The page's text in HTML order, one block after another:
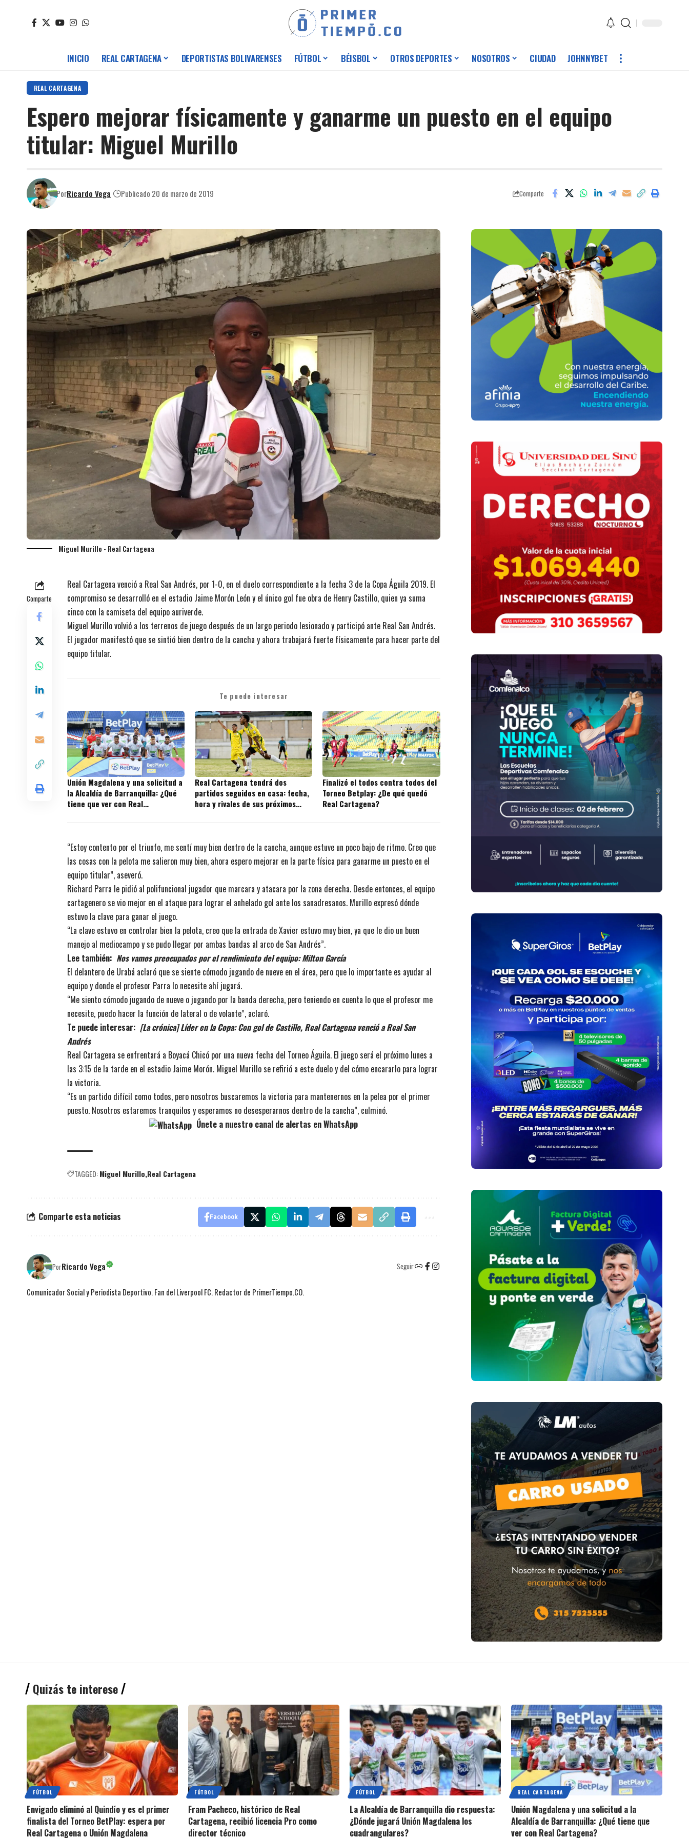
INICIO REAL CARTAGENA DEPORTISTAS BOLIVARENSES FÚTBOL BÉISBOL OTROS DEPORTES NOSOTROS CIUDAD JOHNNYBET
REAL CARTAGENA
Espero mejorar físicamente y ganarme un puesto en el equipo
titular: Miguel Murillo
PorRicardo Vega Publicado 20 de marzo de 2019 Comparte
Miguel Murillo - Real Cartagena
Comparte
Real Cartagena venció a Real San Andrés, por 1-0, en el duelo correspondiente a la fecha 3 de la Copa Águila 2019. El
compromiso se desarrolló en el estadio Jaime Morón León y el único gol fue obra de Henry Castillo, quien ya suma
cinco con la camiseta del equipo auriverde.
Miguel Murillo volvió a los terrenos de juego después de un largo periodo lesionado y participó ante Real San Andrés.
El jugador manifestó que se sintió bien dentro de la cancha y ahora trabajará fuerte físicamente para hacer parte del
equipo titular.
Te puede interesar
Unión Magdalena y una solicitud a
la Alcaldía de Barranquilla: ¿Qué
tiene que ver con Real
Real Cartagena tendrá dos
partidos seguidos en casa: fecha,
hora y rivales de sus próximos
Finalizó el todos contra todos del
Torneo Betplay: ¿De qué quedó
Real Cartagena?
“Estoy contento por el triunfo, me sentí muy bien dentro de la cancha, aunque estuve un poco bajo de ritmo. Creo que
las cosas con la pelota me salieron muy bien, ahora espero mejorar en la parte física para ganarme un puesto en el
equipo titular”, aseveró.
Richard Parra le pidió al polifuncional jugador que marcara y atacara por la zona derecha. Desde entonces, el equipo
cartagenero se vio mejor en el ataque para lograr el anhelado gol ante los sanadresanos. Murillo expresó dónde
estuvo la clave para ganar el juego.
“La clave estuvo en controlar bien la pelota, creo que la entrada de Xavier estuvo muy bien, ya que le dio un buen
manejo al mediocampo y se pudo llegar por ambas bandas al arco de San Andrés”.
Lee también: Nos vamos preocupados por el rendimiento del equipo: Milton García
El delantero de Urabá aclaró que se siente cómodo jugando de nueve en el área, pero que lo importante es ayudar al
equipo y donde el profesor Parra lo necesite ahí jugará.
“Me siento cómodo jugando de nueve o jugando por la banda derecha, pero teniendo en cuenta lo que el profesor me
necesite, puedo hacer la función de lateral o de volante”, aclaró.
Te puede interesar: [La crónica] Líder en la Copa: Con gol de Castillo, Real Cartagena venció a Real San
Andrés
Real Cartagena se enfrentará a Boyacá Chicó por una nueva fecha del Torneo Águila. El juego será el próximo lunes a
las 3:15 de la tarde en el estadio Jaime Morón. Miguel Murillo se refirió a este duelo y del cómo encararlo para lograr
la victoria.
“Es un partido difícil como todos, pero nosotros buscaremos la victoria para mantenernos en la pelea por el primer
puesto. Nosotros estaremos tranquilos y esperamos no desesperarnos dentro de la cancha”, culminó.
Únete a nuestro canal de alertas en WhatsApp
TAGGED:Miguel Murillo Real Cartagena
Comparte esta noticias Facebook
PorRicardo Vega Seguir
Comunicador Social y Periodista Deportivo. Fan del Liverpool FC. Redactor de PrimerTiempo.CO.
Quizás te interese
FÚTBOL
Envigado eliminó al Quindío y es el primer
finalista del Torneo BetPlay: espera por
Real Cartagena o Unión Magdalena
FÚTBOL
Fram Pacheco, histórico de Real
Cartagena, recibió licencia Pro como
director técnico
FÚTBOL
La Alcaldía de Barranquilla dio respuesta:
¿Dónde jugará Unión Magdalena los
cuadrangulares?
REAL CARTAGENA
Unión Magdalena y una solicitud a la
Alcaldía de Barranquilla: ¿Qué tiene que
ver con Real Cartagena?